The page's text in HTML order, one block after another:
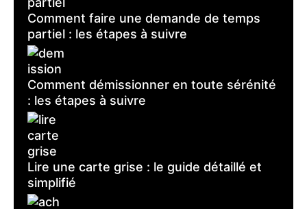
Comment faire une demande de temps
partiel : les étapes à suivre
Comment démissionner en toute sérénité
: les étapes à suivre
Lire une carte grise : le guide détaillé et
simplifié